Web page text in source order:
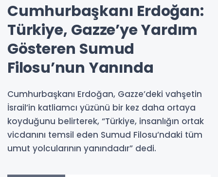
Cumhurbaşkanı Erdoğan:
Türkiye, Gazze’ye Yardım
Gösteren Sumud
Filosu’nun Yanında
Cumhurbaşkanı Erdoğan, Gazze’deki vahşetin
İsrail’in katliamcı yüzünü bir kez daha ortaya
koyduğunu belirterek, “Türkiye, insanlığın ortak
vicdanını temsil eden Sumud Filosu’ndaki tüm
umut yolcularının yanındadır” dedi.